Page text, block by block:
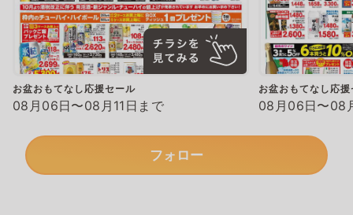
お盆おもてなし応援セール
08月06日〜08月11日まで
お盆おもてなし応
08月06日〜08
フォロー